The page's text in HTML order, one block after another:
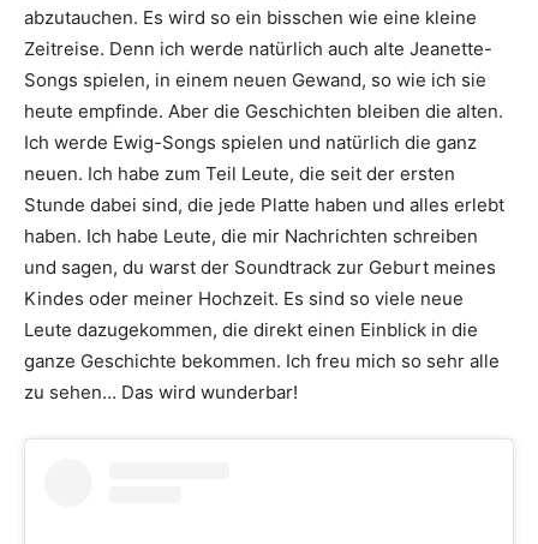
abzutauchen. Es wird so ein bisschen wie eine kleine
Zeitreise. Denn ich werde natürlich auch alte Jeanette-
Songs spielen, in einem neuen Gewand, so wie ich sie
heute empfinde. Aber die Geschichten bleiben die alten.
Ich werde Ewig-Songs spielen und natürlich die ganz
neuen. Ich habe zum Teil Leute, die seit der ersten
Stunde dabei sind, die jede Platte haben und alles erlebt
haben. Ich habe Leute, die mir Nachrichten schreiben
und sagen, du warst der Soundtrack zur Geburt meines
Kindes oder meiner Hochzeit. Es sind so viele neue
Leute dazugekommen, die direkt einen Einblick in die
ganze Geschichte bekommen. Ich freu mich so sehr alle
zu sehen… Das wird wunderbar!